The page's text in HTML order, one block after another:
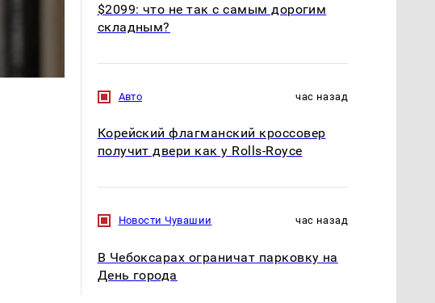
$2099: что не так с самым дорогим
складным?
Авто час назад
Корейский флагманский кроссовер
получит двери как у Rolls-Royce
Новости Чувашии час назад
В Чебоксарах ограничат парковку на
День города